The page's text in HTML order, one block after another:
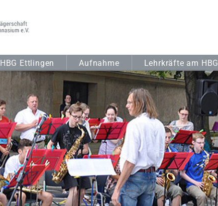
HBG Ettlingen Aufnahme Lehrkräfte am HBG